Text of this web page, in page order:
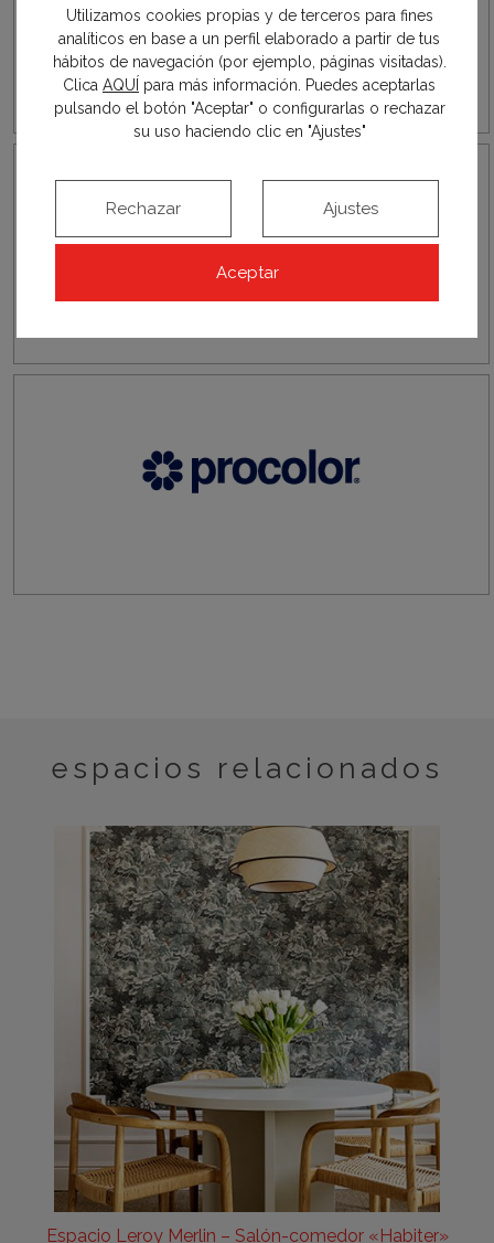
espacios relacionados
Espacio Leroy Merlin – Salón-comedor «Habiter»
Utilizamos cookies propias y de terceros para fines
analíticos en base a un perfil elaborado a partir de tus
hábitos de navegación (por ejemplo, páginas visitadas).
Clica AQUÍ para más información. Puedes aceptarlas
pulsando el botón "Aceptar" o configurarlas o rechazar
su uso haciendo clic en "Ajustes"
Aceptar
Rechazar Ajustes